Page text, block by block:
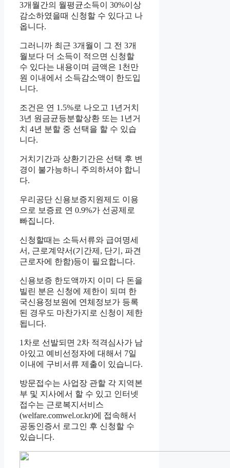
3개월간의 월평균소득이 30%이상
감소하였을때 신청할 수 있다고 나
옵니다.
그러니까 최근 3개월이 그 전 3개
월보다 더 소득이 적으면 신청할
수 있다는 내용이며 금액은 1천만
원 이내에서 소득감소액이 한도입
니다.
조건은 연 1.5%로 나오고 1년거치
3년 원금균등분할상환 또는 1년거
치 4년 분할 중 선택을 할 수 있습
니다.
거치기간과 상환기간은 선택 후 변
경이 불가능하니 주의하셔야 합니
다.
우리공단 신용보증지원제도 이용
으로 보증료 연 0.9%가 선공제로
빠집니다.
신청할때는 소득서류와 급여명세
서, 근로계약서(기간제, 단기, 파견
근로자에 한함)등이 필요합니다.
신용보증 한도액까지 이미 다 돈을
빌린 분은 신청에 제한이 되며 한
국신용정보원에 연체정보가 등록
된 경우도 마찬가지로 신청이 제한
됩니다.
1차로 선발되면 2차 적격심사가 남
아있고 예비선정자에 대해서 7일
이내에 구비서류 제출이 있습니다.
방문접수는 사업장 관할 각 지역본
부 및 지사에서 할 수 있고 인터넷
접수는 근로복지서비스
(welfare.comwel.or.kr)에 접속해서
공동인증서 로그인 후 신청할 수
있습니다.